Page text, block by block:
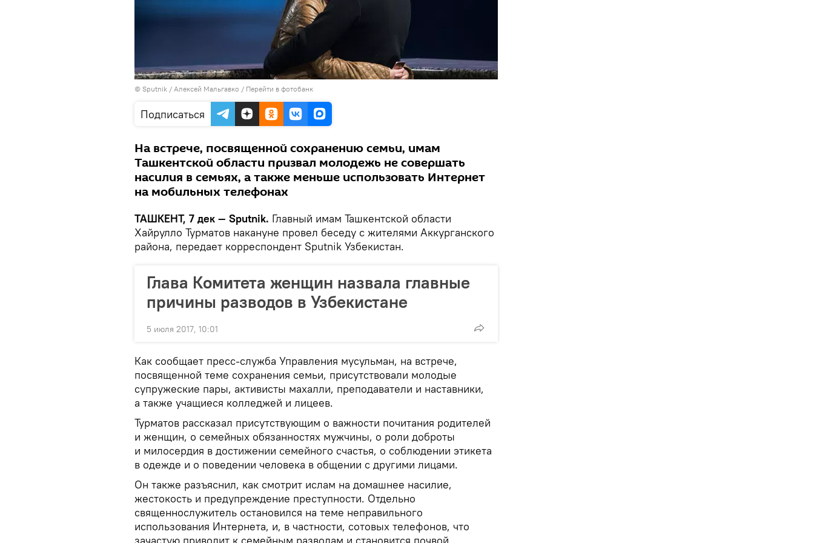
© Sputnik / Алексей Мальгавко / Перейти в фотобанк
Подписаться
На встрече, посвященной сохранению семьи, имам
Ташкентской области призвал молодежь не совершать
насилия в семьях, а также меньше использовать Интернет
на мобильных телефонах
ТАШКЕНТ, 7 дек — Sputnik. Главный имам Ташкентской области
Хайрулло Турматов накануне провел беседу с жителями Аккурганского
района, передает корреспондент Sputnik Узбекистан.
Глава Комитета женщин назвала главные
причины разводов в Узбекистане
5 июля 2017, 10:01
Как сообщает пресс-служба Управления мусульман, на встрече,
посвященной теме сохранения семьи, присутствовали молодые
супружеские пары, активисты махалли, преподаватели и наставники,
а также учащиеся колледжей и лицеев.
Турматов рассказал присутствующим о важности почитания родителей
и женщин, о семейных обязанностях мужчины, о роли доброты
и милосердия в достижении семейного счастья, о соблюдении этикета
в одежде и о поведении человека в общении с другими лицами.
Он также разъяснил, как смотрит ислам на домашнее насилие,
жестокость и предупреждение преступности. Отдельно
священнослужитель остановился на теме неправильного
использования Интернета, и, в частности, сотовых телефонов, что